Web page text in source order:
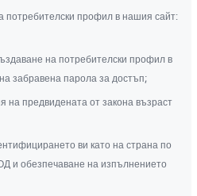
потребителски профил в нашия сайт:
на потребителски профил в
забравена парола за достъп;
на предвидената от закона възраст
ви като на страна по
и обезпечаване на изпълнението